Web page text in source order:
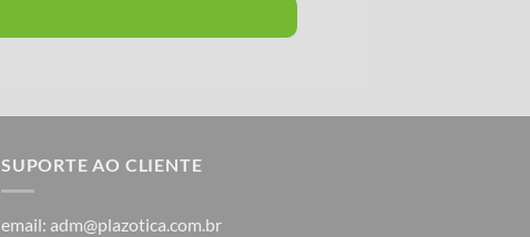
SUPORTE AO CLIENTE
email: adm@plazotica.com.br